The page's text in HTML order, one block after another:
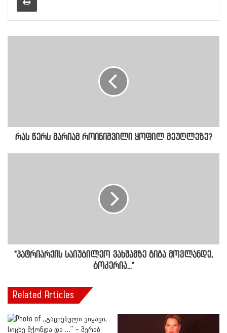
რას წერს მარიამ როინიშვილი ყოფილ მეუღლეზე?
"პატრიარქის საიუბილეო ვახშამზე გიგა მოვლანდე,
ბოკერია..."
Related Articles